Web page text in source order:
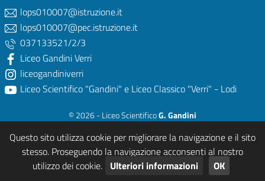
lops010007@istruzione.it
lops010007@pec.istruzione.it
037133521/2/3
Liceo Gandini Verri
liceogandiniverri
Liceo Scientifico "Gandini" e Liceo Classico "Verri" - Lodi
© 2026 - Liceo ScientificoG. Gandini
Powered & Designed by After Spell Studios - Mutlimedia Services (LO)
Questo sito utilizza cookie per migliorare la navigazione e il sito
stesso. Proseguendo la navigazione acconsenti al nostro
utilizzo dei cookie. Ulteriori informazioni OK